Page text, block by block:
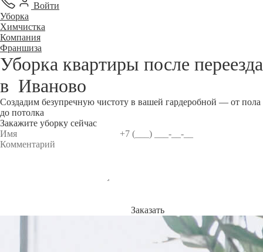
Войти
Уборка
Химчистка
Компания
Франшиза
Уборка квартиры после переезда
в Иваново
Создадим безупречную чистоту в вашей гардеробной — от пола
до потолка
Закажите уборку сейчас
Заказать